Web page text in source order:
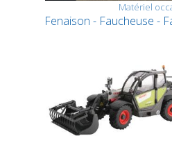
Matériel
Fenaison - Faucheuse -